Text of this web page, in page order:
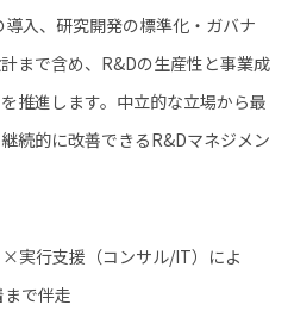
入、研究開発の標準化・ガバナ
まで含め、R&Dの生産性と事業成
推進します。中立的な立場から最
続的に改善できるR&Dマネジメン
実行支援（コンサル/IT）によ
で伴走